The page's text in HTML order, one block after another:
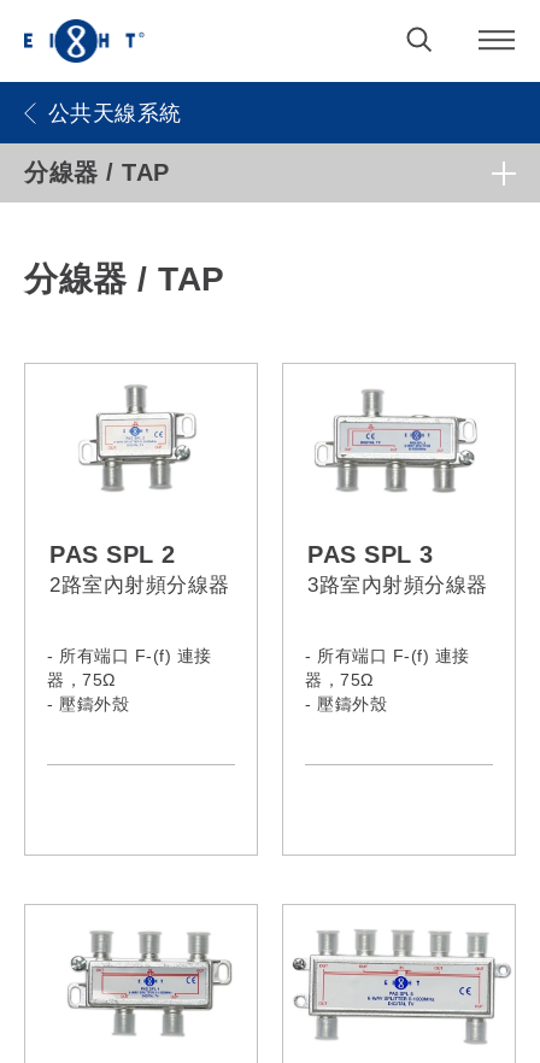
公共天線系統
分線器 / TAP
分線器 / TAP
PAS SPL 2
2路室內射頻分線器
- 所有端口 F-(f) 連接
器，75Ω
- 壓鑄外殼
PAS SPL 3
3路室內射頻分線器
- 所有端口 F-(f) 連接
器，75Ω
- 壓鑄外殼